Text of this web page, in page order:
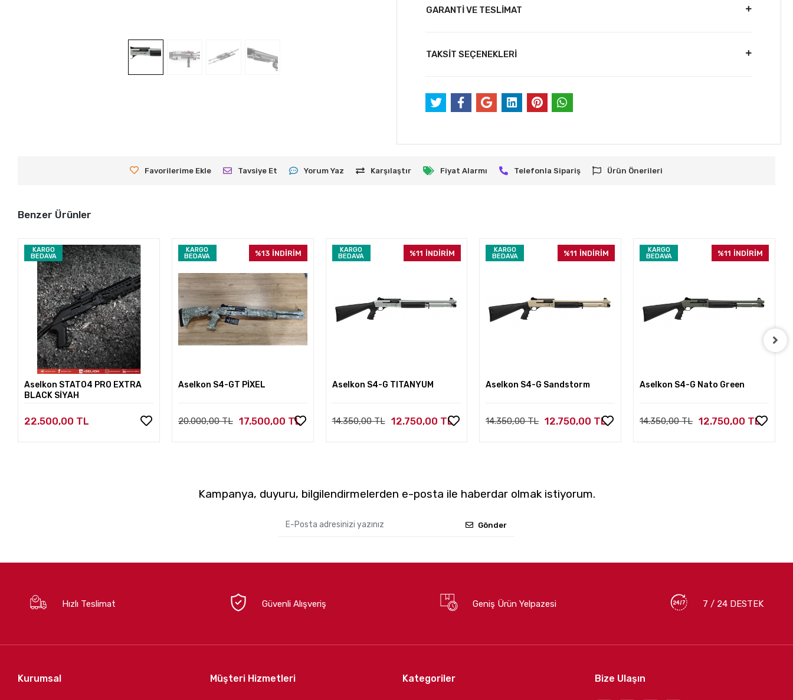
GARANTİ VE TESLİMAT
TAKSİT SEÇENEKLERİ
Favorilerime Ekle Tavsiye Et Yorum Yaz Karşılaştır Fiyat Alarmı Telefonla Sipariş Ürün Önerileri
Benzer Ürünler
KARGO
BEDAVA
Aselkon STATO4 PRO EXTRA
BLACK SİYAH
22.500,00 TL
KARGO
BEDAVA
%13 İNDİRİM
Aselkon S4-GT PİXEL
20.000,00 TL 17.500,00 TL
KARGO
BEDAVA
%11 İNDİRİM
Aselkon S4-G TITANYUM
14.350,00 TL 12.750,00 TL
KARGO
BEDAVA
%11 İNDİRİM
Aselkon S4-G Sandstorm
14.350,00 TL 12.750,00 TL
KARGO
BEDAVA
%11 İNDİRİM
Aselkon S4-G Nato Green
14.350,00 TL 12.750,00 TL
Kampanya, duyuru, bilgilendirmelerden e-posta ile haberdar olmak istiyorum.
Gönder
Hızlı Teslimat Güvenli Alışveriş Geniş Ürün Yelpazesi 7 / 24 DESTEK
Kurumsal Müşteri Hizmetleri Kategoriler Bize Ulaşın